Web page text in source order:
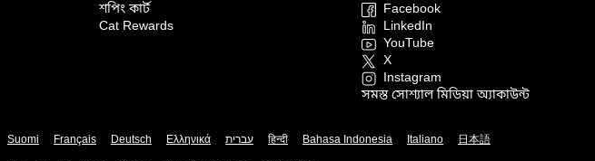
শপিং কার্ট
Cat Rewards
Facebook
LinkedIn
YouTube
X
Instagram
সমস্ত সোশ্যাল মিডিয়া অ্যাকাউন্ট
Suomi Français Deutsch Ελληνικά עברית हिन्दी Bahasa Indonesia Italiano
日本語